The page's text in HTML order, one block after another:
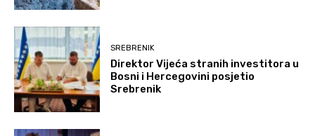
SREBRENIK
Direktor Vijeća stranih investitora u
Bosni i Hercegovini posjetio
Srebrenik